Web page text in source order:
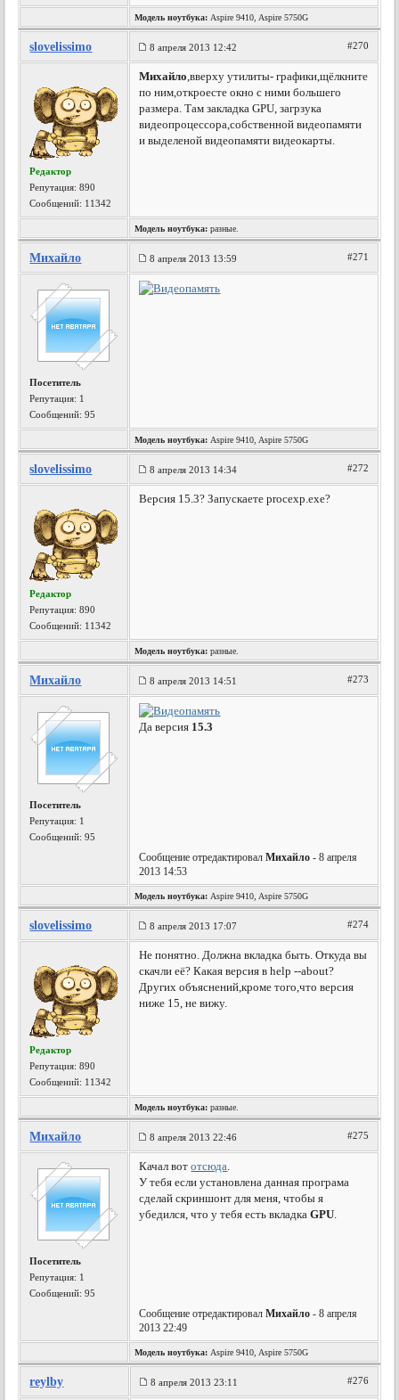
Модель ноутбука: Aspire 9410, Aspire 5750G
slovelissimo 8 апреля 2013 12:42 #270
Редактор
Репутация:890
Сообщений: 11342
Михайло,вверху утилиты- графики,щёлкните
по ним,откроесте окно с ними большего
размера. Там закладка GPU, загрзука
видеопроцессора,собственной видеопамяти
и выделеной видеопамяти видеокарты.
Модель ноутбука: разные.
Михайло 8 апреля 2013 13:59 #271
Посетитель
Репутация: 1
Сообщений: 95
Модель ноутбука: Aspire 9410, Aspire 5750G
slovelissimo 8 апреля 2013 14:34 #272
Редактор
Репутация:890
Сообщений: 11342
Версия 15.3? Запускаете procexp.exe?
Модель ноутбука: разные.
Михайло 8 апреля 2013 14:51 #273
Посетитель
Репутация: 1
Сообщений: 95
Да версия 15.3
Сообщение отредактировалМихайло - 8 апреля
2013 14:53
Модель ноутбука: Aspire 9410, Aspire 5750G
slovelissimo 8 апреля 2013 17:07 #274
Редактор
Репутация:890
Сообщений: 11342
Не понятно. Должна вкладка быть. Откуда вы
скачли её? Какая версия в help --about?
Других объяснений,кроме того,что версия
ниже 15, не вижу.
Модель ноутбука: разные.
Михайло 8 апреля 2013 22:46 #275
Посетитель
Репутация: 1
Сообщений: 95
Качал вототсюда.
У тебя если установлена данная програма
сделай скриншонт для меня, чтобы я
убедился, что у тебя есть вкладкаGPU.
Сообщение отредактировалМихайло - 8 апреля
2013 22:49
Модель ноутбука: Aspire 9410, Aspire 5750G
reylby 8 апреля 2013 23:11 #276